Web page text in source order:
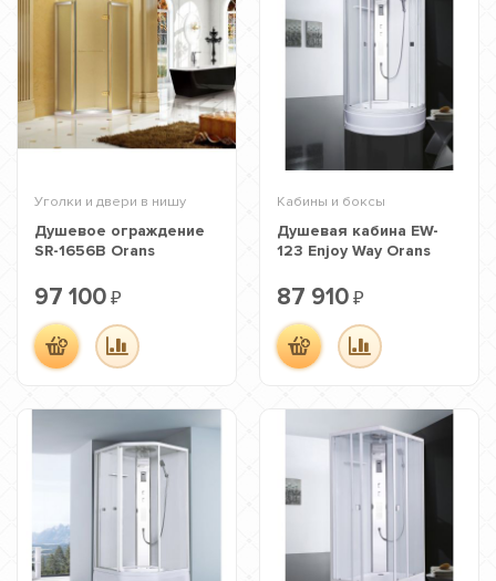
Уголки и двери в нишу
Душевое ограждение
SR-1656B Orans
97 100 ₽
Кабины и боксы
Душевая кабина EW-
123 Enjoy Way Orans
87 910 ₽